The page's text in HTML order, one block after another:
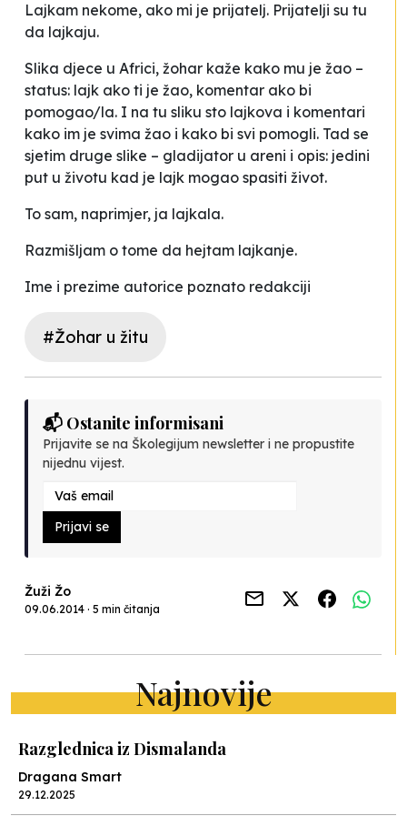
Lajkam nekome, ako mi je prijatelj. Prijatelji su tu
da lajkaju.
Slika djece u Africi, žohar kaže kako mu je žao –
status: lajk ako ti je žao, komentar ako bi
pomogao/la. I na tu sliku sto lajkova i komentari
kako im je svima žao i kako bi svi pomogli. Tad se
sjetim druge slike – gladijator u areni i opis: jedini
put u životu kad je lajk mogao spasiti život.
To sam, naprimjer, ja lajkala.
Razmišljam o tome da hejtam lajkanje.
Ime i prezime autorice poznato redakciji
#Žohar u žitu
📬 Ostanite informisani
Prijavite se na Školegijum newsletter i ne propustite
nijednu vijest.
Prijavi se
Žuži Žo
09.06.2014 · 5 min čitanja
Najnovije
Razglednica iz Dismalanda
Dragana Smart
29.12.2025